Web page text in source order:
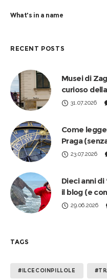
What's in a name
RECENT POSTS
Musei di
curioso
31.07.2026
Come
Praga
23.07.2026
Dieci anni
il blog (e
29.06.2026
TAGS
#ILCECOINPILLOLE